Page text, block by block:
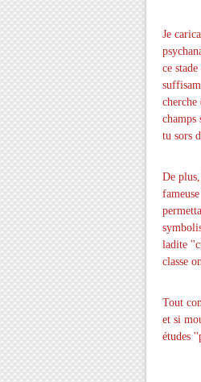
Je
ce
champs
tu sors
De
ladite
classe
Tout
et si
études